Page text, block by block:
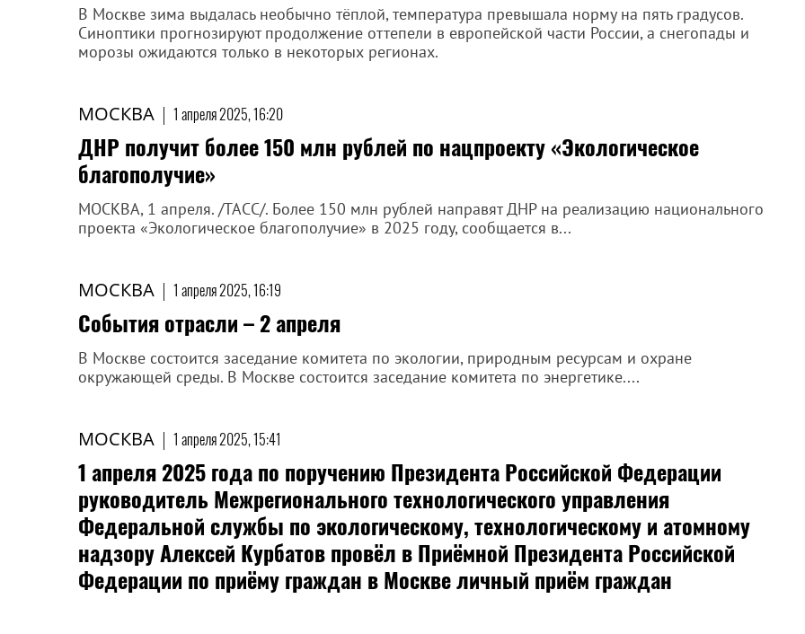
В Москве зима выдалась необычно тёплой, температура превышала норму на пять градусов.
Синоптики прогнозируют продолжение оттепели в европейской части России, а снегопады и
морозы ожидаются только в некоторых регионах.
МОСКВА | 1 апреля 2025, 16:20
ДНР получит более 150 млн рублей по нацпроекту «Экологическое
благополучие»
МОСКВА, 1 апреля. /ТАСС/. Более 150 млн рублей направят ДНР на реализацию национального
проекта «Экологическое благополучие» в 2025 году, сообщается в...
МОСКВА | 1 апреля 2025, 16:19
События отрасли – 2 апреля
В Москве состоится заседание комитета по экологии, природным ресурсам и охране
окружающей среды. В Москве состоится заседание комитета по энергетике....
МОСКВА | 1 апреля 2025, 15:41
1 апреля 2025 года по поручению Президента Российской Федерации
руководитель Межрегионального технологического управления
Федеральной службы по экологическому, технологическому и атомному
надзору Алексей Курбатов провёл в Приёмной Президента Российской
Федерации по приёму граждан в Москве личный приём граждан